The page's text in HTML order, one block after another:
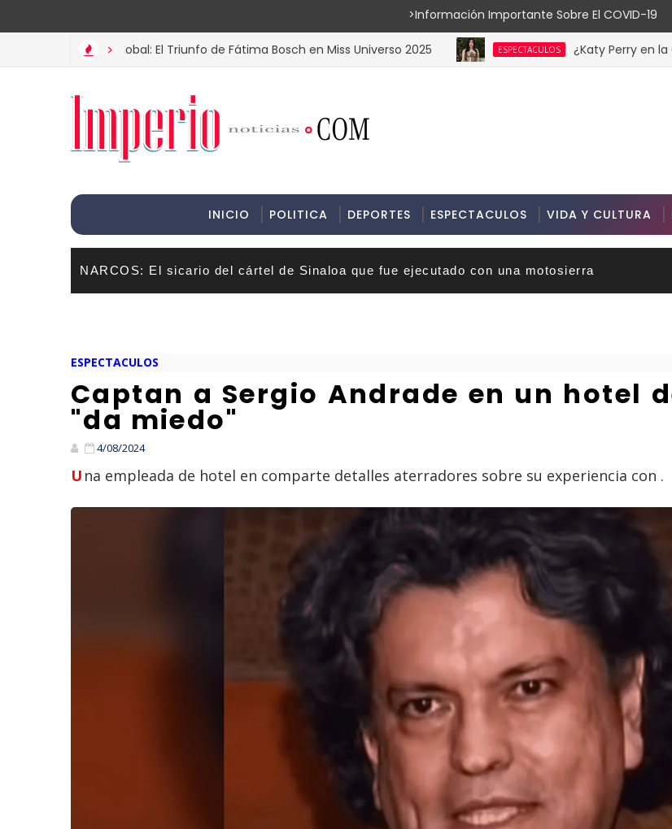
>Información Importante Sobre El COVID-19
>
la Corona Global: El Triunfo de Fátima Bosch en Miss Universo 2025 ESPECTACULOS ¿Katy Perry en la Gala
INICIO POLITICA DEPORTES ESPECTACULOS VIDA Y CULTURA
NARCOS: El sicario del cártel de Sinaloa que fue ejecutado con una motosierra
ESPECTACULOS
Captan a Sergio Andrade en un hotel
"da miedo"
4/08/2024
Una empleada de hotel en comparte detalles aterradores sobre su experiencia con .